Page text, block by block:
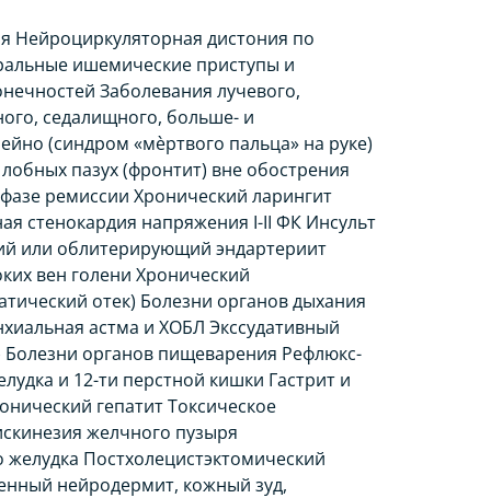
Нейроциркуляторная дистония по
ишемические приступы и
Заболевания лучевого,
седалищного, больше- и
(синдром «мѐртвого пальца» на руке)
пазух (фронтит) вне обострения
ремиссии Хронический ларингит
стенокардия напряжения I-II ФК Инсульт
или облитерирующий эндартериит
вен голени Хронический
отек) Болезни органов дыхания
астма и ХОБЛ Экссудативный
Болезни органов пищеварения Рефлюкс-
и 12-ти перстной кишки Гастрит и
гепатит Токсическое
желчного пузыря
Постхолецистэктомический
нейродермит, кожный зуд,